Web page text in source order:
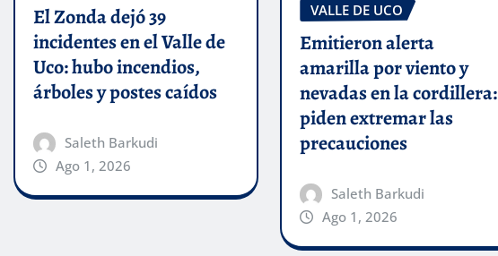
El Zonda dejó 39
incidentes en el Valle de
Uco: hubo incendios,
árboles y postes caídos
Saleth Barkudi
Ago 1, 2026
VALLE DE UCO
Emitieron alerta
amarilla por viento y
nevadas en la cordillera:
piden extremar las
precauciones
Saleth Barkudi
Ago 1, 2026